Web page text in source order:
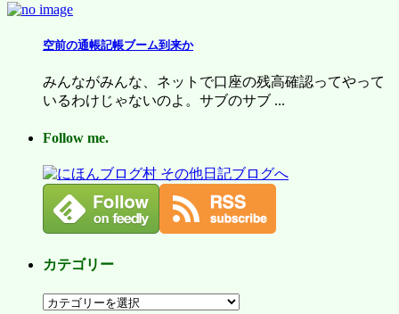
空前の通帳記帳ブーム到来か
みんながみんな、ネットで口座の残高確認ってやって
いるわけじゃないのよ。サブのサブ ...
Follow me.
カテゴリー
カ